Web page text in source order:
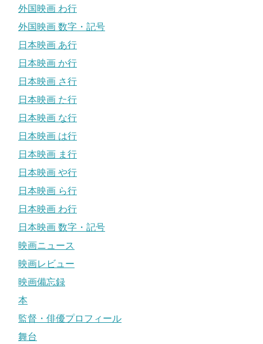
外国映画 わ行
外国映画 数字・記号
日本映画 あ行
日本映画 か行
日本映画 さ行
日本映画 た行
日本映画 な行
日本映画 は行
日本映画 ま行
日本映画 や行
日本映画 ら行
日本映画 わ行
日本映画 数字・記号
映画ニュース
映画レビュー
映画備忘録
本
監督・俳優プロフィール
舞台